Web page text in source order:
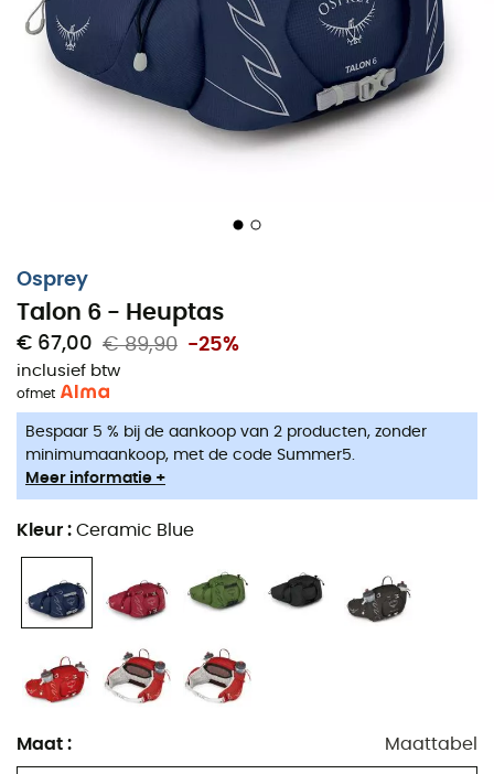
Osprey
Talon 6 - Heuptas
€ 67,00 € 89,90 -25%
inclusief btw
ofmet
Bespaar 5 % bij de aankoop van 2 producten, zonder
minimumaankoop, met de code Summer5.
Meer informatie +
Kleur : Ceramic Blue
Maat : Maattabel
Of je nu een wandeling wilt maken in de Aostavallei of
op de pelgrimsroute naar Santiago de Compostela, de
Talon 6van Osprey
is een perfecte heuptas voor jou.